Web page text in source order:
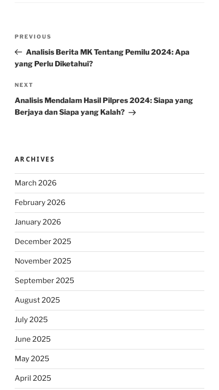
Previous
Post
PREVIOUS
Analisis Berita MK Tentang Pemilu 2024: Apa
yang Perlu Diketahui?
Next
Post
NEXT
Analisis Mendalam Hasil Pilpres 2024: Siapa yang
Berjaya dan Siapa yang Kalah?
ARCHIVES
March 2026
February 2026
January 2026
December 2025
November 2025
September 2025
August 2025
July 2025
June 2025
May 2025
April 2025